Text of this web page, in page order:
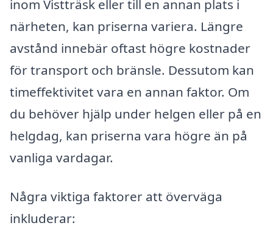
inom Vistträsk eller till en annan plats i
närheten, kan priserna variera. Längre
avstånd innebär oftast högre kostnader
för transport och bränsle. Dessutom kan
timeffektivitet vara en annan faktor. Om
du behöver hjälp under helgen eller på en
helgdag, kan priserna vara högre än på
vanliga vardagar.
Några viktiga faktorer att överväga
inkluderar: